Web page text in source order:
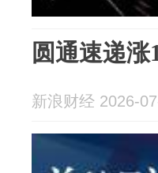
圆通速递涨
新浪财经 2026-